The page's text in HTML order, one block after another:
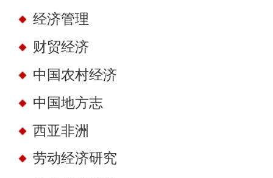
经济管理
财贸经济
中国农村经济
中国地方志
西亚非洲
劳动经济研究